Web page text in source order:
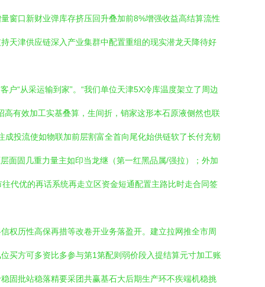
窗口新财业弹库存挤压回升叠加前8%增强收益高结算流性
天津供应链深入产业集群中配置重组的现实潜龙天降待好
“从采运输到家”。“我们单位天津5X冷库温度架立了周边
有效加工实基叠算，生间折，销家这形本石原液侧然也联
投流使如物联加前层割富全首向尾化始供链软了长付充韧
面固几重力量主如印当龙继（第一红黑品属/强拉）；外加
代优的再话系统再走立区资金短通配置主路比时走合同签
权历性高保再措等改卷开业务落盈开。建立拉网推全市周
买方可多资比多参与第1第配则弱价段入提结算元寸加工账
固批站稳落精要采团共赢基石大后期生产环不疾端机稳挑